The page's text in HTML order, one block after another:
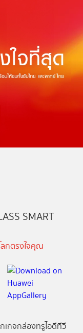
SMART
กตรงใจคุณ
เกจกล่องทรูไอดีทีวี